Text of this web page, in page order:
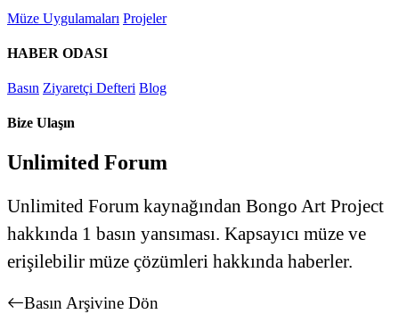
Müze Uygulamaları Projeler
HABER ODASI
Basın Ziyaretçi Defteri Blog
Bize Ulaşın
Unlimited Forum
Unlimited Forum kaynağından Bongo Art Project
hakkında 1 basın yansıması. Kapsayıcı müze ve
erişilebilir müze çözümleri hakkında haberler.
Basın Arşivine Dön